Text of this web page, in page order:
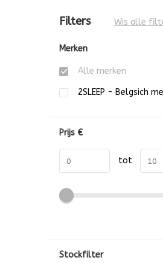
Sorteren op:
Filters Wis alle
Merken
Alle merken
2SLEEP - Belgsich
Prijs €
tot
Stockfilter